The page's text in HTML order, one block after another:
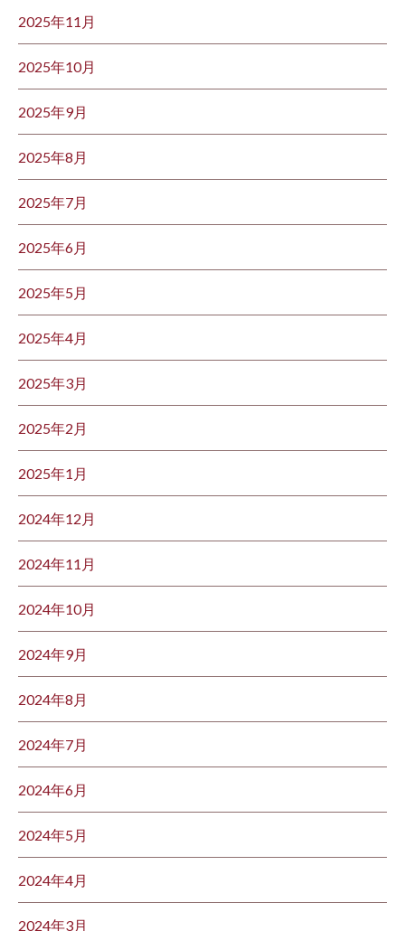
2025年11月
2025年10月
2025年9月
2025年8月
2025年7月
2025年6月
2025年5月
2025年4月
2025年3月
2025年2月
2025年1月
2024年12月
2024年11月
2024年10月
2024年9月
2024年8月
2024年7月
2024年6月
2024年5月
2024年4月
2024年3月